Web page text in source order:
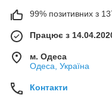
99% позитивних з 137
Працює з
м. Одеса
Одеса, Україна
Контакти